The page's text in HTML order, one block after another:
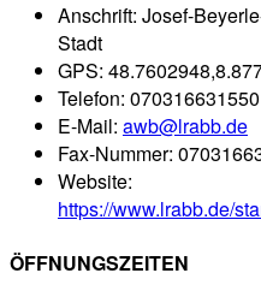
Anschrift: Josef-
Stadt
GPS:
Telefon: 070316631550
E-Mail: awb@lrabb.de
Fax-Nummer:
Website:
https://www.lrabb.de/
ÖFFNUNGSZEITEN